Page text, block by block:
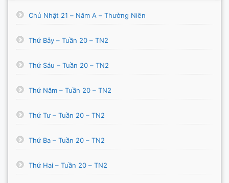
Chủ Nhật 21 – Năm A – Thường Niên
Thứ Bảy – Tuần 20 – TN2
Thứ Sáu – Tuần 20 – TN2
Thứ Năm – Tuần 20 – TN2
Thứ Tư – Tuần 20 – TN2
Thứ Ba – Tuần 20 – TN2
Thứ Hai – Tuần 20 – TN2